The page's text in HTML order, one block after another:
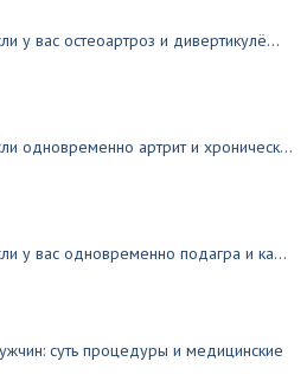
у вас остеоартроз и дивертикулё...
одновременно артрит и хроническ...
у вас одновременно подагра и ка...
суть процедуры и медицинские